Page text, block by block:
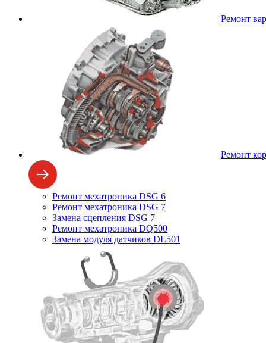
Ремонт
Ремонт
Ремонт мехатроника DSG 6
Ремонт мехатроника DSG 7
Замена сцепления DSG 7
Ремонт мехатроника DQ500
Замена модуля датчиков DL501